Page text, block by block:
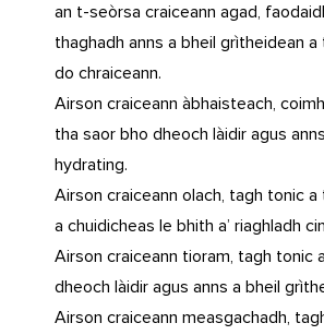
an t-seòrsa craiceann agad,
thaghadh anns a bheil grìtheidean
do chraiceann.
Airson craiceann àbhaisteach,
tha saor bho dheoch làidir agus
hydrating.
Airson craiceann olach, tagh tonic
a chuidicheas le bhith a’ riaghladh
Airson craiceann tioram, tagh tonic
dheoch làidir agus anns a bheil
Airson craiceann measgachadh,